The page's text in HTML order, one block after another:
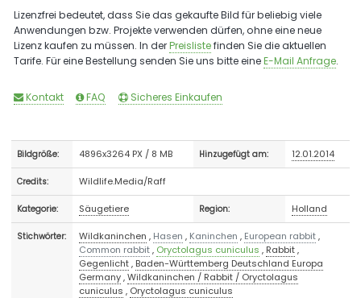
Lizenzfrei bedeutet, dass Sie das gekaufte Bild für beliebig viele
Anwendungen bzw. Projekte verwenden dürfen, ohne eine neue
Lizenz kaufen zu müssen. In derPreislistefinden Sie die aktuellen
Tarife. Für eine Bestellung senden Sie uns bitte eineE-Mail Anfrage.
Kontakt FAQ Sicheres Einkaufen
Bildgröße: 4896x3264 PX / 8 MB Hinzugefügt am: 12.01.2014
Credits: Wildlife.Media/Raff
Kategorie: Säugetiere Region: Holland
Stichwörter: Wildkaninchen , Hasen , Kaninchen , European rabbit,
Common rabbit, Oryctolagus cuniculus , Rabbit,
Gegenlicht, Baden-Württemberg Deutschland Europa
Germany,Wildkaninchen / Rabbit / Oryctolagus
cuniculus , Oryctolagus cuniculus